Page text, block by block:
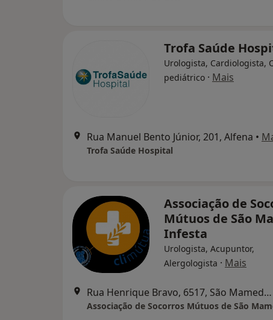
Trofa Saúde
Urologista, Cardiologista,
pediátrico · Mais
Rua Manuel Bento Júnior, 201, Alfena •
Trofa Saúde Hospital
Associação de
Mútuos de São
Infesta
Urologista, Acupuntor,
Alergologista · Mais
Rua Henrique Bravo, 6517, São Mamede de Infesta